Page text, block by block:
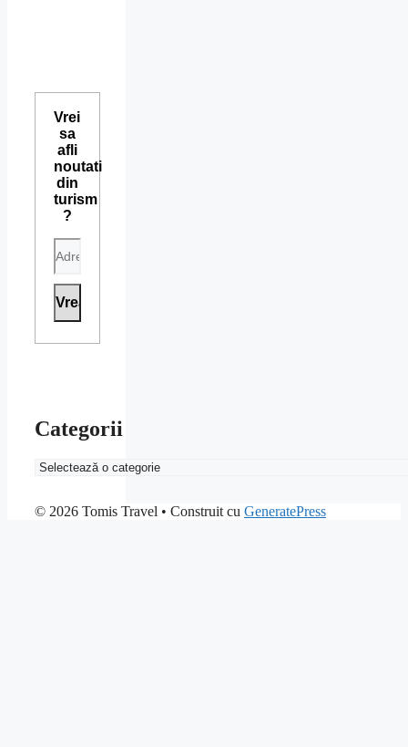
Vrei
sa
afli
noutati
din
turism
?
Categorii
Categorii
© 2026 Tomis Travel • Construit cu GeneratePress